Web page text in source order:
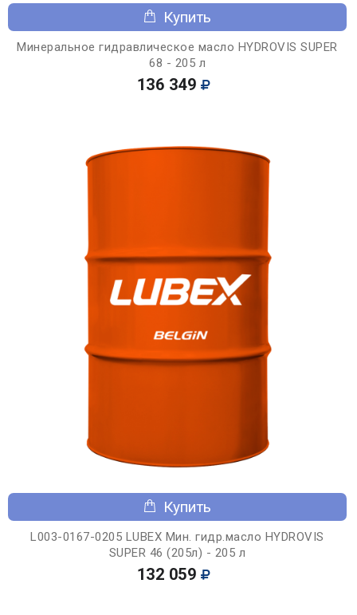
Купить
Минеральное гидравлическое масло HYDROVIS SUPER
68 - 205 л
136 349
Купить
L003-0167-0205 LUBEX Мин. гидр.масло HYDROVIS
SUPER 46 (205л) - 205 л
132 059